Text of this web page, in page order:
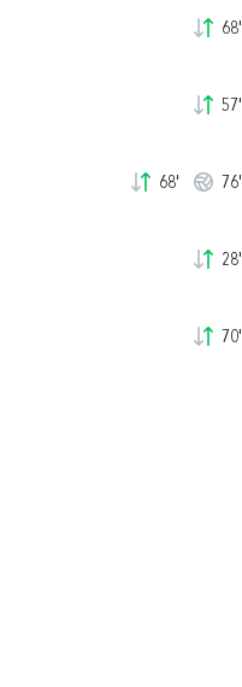
68'
57'
68' 76'
28'
70'